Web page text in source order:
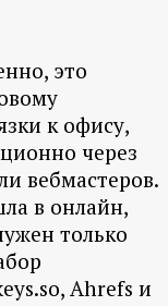
это
к офису,
через
вебмастеров.
в онлайн,
только
Ahrefs и